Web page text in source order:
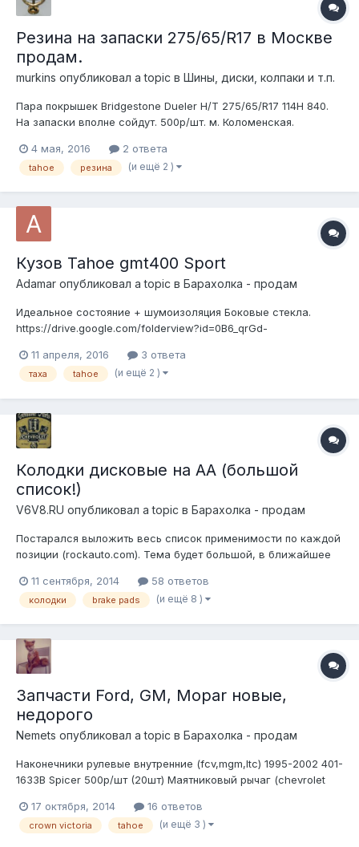
Резина на запаски 275/65/R17 в Москве
продам.
murkins опубликовал a topic в Шины, диски, колпаки и т.п.
Пара покрышек Bridgestone Dueler H/T 275/65/R17 114H 840.
На запаски вполне сойдут. 500р/шт. м. Коломенская.
4 мая, 2016
2 ответа
tahoe резина (и ещё 2 )
Кузов Tahoe gmt400 Sport
Adamar опубликовал a topic в Барахолка - продам
Идеальное состояние + шумоизоляция Боковые стекла.
https://drive.google.com/folderview?id=0B6_qrGd-
доставку. 60тр 89006063831 Павел
11 апреля, 2016 3 ответа
таха tahoe (и ещё 2 )
Колодки дисковые на АА (большой
список!)
V6V8.RU опубликовал a topic в Барахолка - продам
Постарался выложить весь список применимости по каждой
позиции (rockauto.com). Тема будет большой, в ближайшее
актуальны, узнавайте по каждой позиции отдельно! Телефон
для связи 8(925)8385936! Колодки дисковые передние: GM:
11 сентября, 2014 58 ответов
колодки brake pads (и ещё 8 )
Запчасти Ford, GM, Mopar новые,
недорого
Nemets опубликовал a topic в Барахолка - продам
Наконечники рулевые внутренние (fcv,mgm,ltc) 1995-2002 401-
1633B Spicer 500р/шт (20шт) Маятниковый рычаг (chevrolet
заднего продольного рычага передняя/задняя (Taurus) 1996-
2001 F6dz-5a959-a ford motor company 200р/шт
17 октября, 2014 16 ответов
crown victoria tahoe (и ещё 3 )